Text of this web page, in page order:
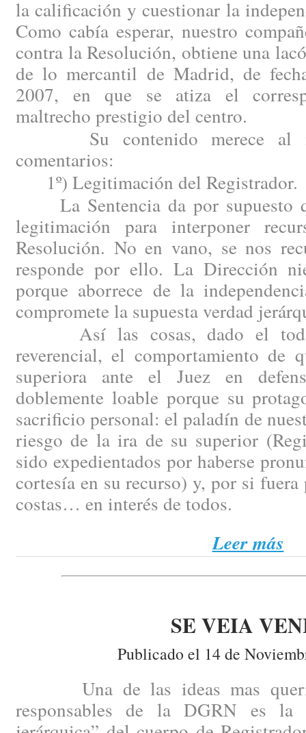
la calificación y cuestionar la
Como cabía esperar, nuestro
contra la Resolución, obtiene una
de lo mercantil de Madrid, de
2007, en que se atiza el
maltrecho prestigio del centro.
Su contenido merece al
comentarios:
1º) Legitimación del Registrador.
La Sentencia da por supuesto
legitimación para interponer
Resolución. No en vano, se nos
responde por ello. La Dirección
porque aborrece de la
compromete la supuesta verdad
Así las cosas, dado el
reverencial, el comportamiento de
superiora ante el Juez en
doblemente loable porque su
sacrificio personal: el paladín de
riesgo de la ira de su superior
sido expedientados por haberse
cortesía en su recurso) y, por si fuera
costas… en interés de todos.
Leer más
SE VEIA
Publicado el 14 de
Una de las ideas mas
responsables de la DGRN es la